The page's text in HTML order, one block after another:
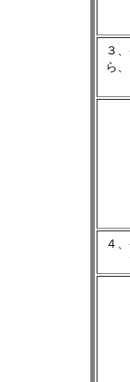
３
ら
４